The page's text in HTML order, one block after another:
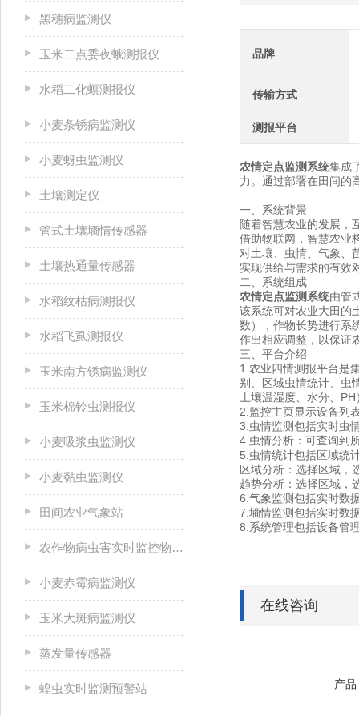
黑穗病监测仪
玉米二点委夜蛾测报仪
水稻二化螟测报仪
小麦条锈病监测仪
小麦蚜虫监测仪
土壤测定仪
管式土壤墒情传感器
土壤热通量传感器
水稻纹枯病测报仪
水稻飞虱测报仪
玉米南方锈病监测仪
玉米棉铃虫测报仪
小麦吸浆虫监测仪
小麦黏虫监测仪
田间农业气象站
农作物病虫害实时监控物联网设备
小麦赤霉病监测仪
玉米大斑病监测仪
蒸发量传感器
蝗虫实时监测预警站
品牌
传输方式
测报平台
农情定点监测系统集成
力。通过部署在田间的
一、系统背景
随着智慧农业的发展，
借助物联网，智慧农业
对土壤、虫情、气象、
实现供给与需求的有效
二、系统组成
农情定点监测系统由管
该系统可对农业大田的
数），作物长势进行系
作出相应调整，以保证
三、平台介绍
1.农业四情测报平台是
别、区域虫情统计、虫
土壤温湿度、水分、
2.监控主页显示设备列
3.虫情监测包括实时虫
4.虫情分析：可查询到
5.虫情统计包括区域统
区域分析：选择区域，
趋势分析：选择区域，
6.气象监测包括实时数
7.墒情监测包括实时数
8.系统管理包括设备管
在线咨询
产品